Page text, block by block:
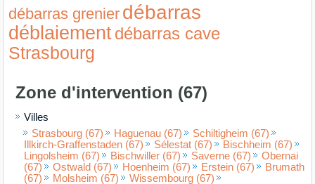
débarras grenier débarras
déblaiementdébarras cave
Strasbourg
Zone d'intervention (67)
Villes
Strasbourg (67)
Haguenau (67)
Schiltigheim (67)
Illkirch-Graffenstaden (67)
Sélestat (67)
Bischheim (67)
Lingolsheim (67)
Bischwiller (67) Saverne (67)
Obernai
(67)
Ostwald (67) Hoenheim (67) Erstein (67)
Brumath
(67)
Molsheim (67)
Wissembourg (67)